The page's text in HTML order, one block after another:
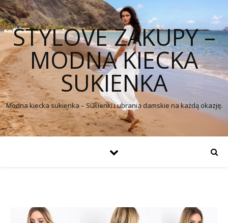
STYLOVE ZAKUPY –
MODNA KIECKA
SUKIENKA
Modna kiecka sukienka – Sukienki i ubrania damskie na każdą okazję.